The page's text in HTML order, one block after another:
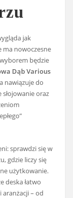
jak
ma nowoczesne
będzie
Dąb Various
nawiązuje do
oraz
sprawdzi się w
gdzie liczy się
użytkowanie.
deska łatwo
– od